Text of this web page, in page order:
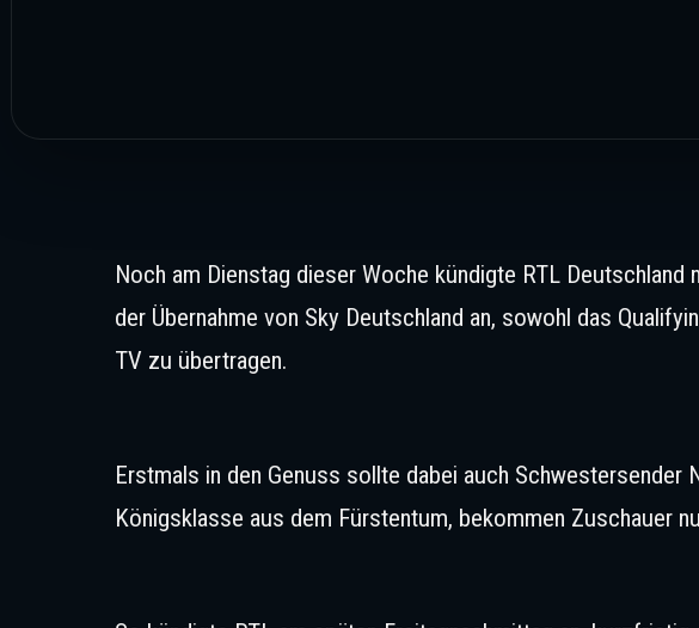
Noch am Dienstag dieser Woche kündigte RTL Deutschland
der Übernahme von Sky Deutschland an, sowohl das
TV zu übertragen.
Erstmals in den Genuss sollte dabei auch Schwestersender
Königsklasse aus dem Fürstentum, bekommen Zuschauer